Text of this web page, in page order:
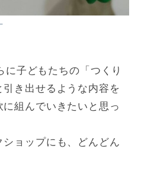
子どもたちの「つくり
き出せるような内容を
組んでいきたいと思っ
ョップにも、どんどん